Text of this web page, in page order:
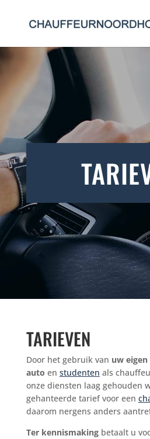
TARIEVEN
Door het gebruik van uw eigen
auto en studenten als
onze diensten laag gehouden
gehanteerde tarief voor een
daarom nergens anders
Ter kennismaking betaalt u